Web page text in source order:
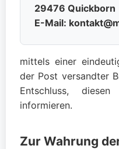
29476 Quickborn
E-Mail:
mittels einer
der Post versandter
Entschluss,
informieren.
Zur Wahrung